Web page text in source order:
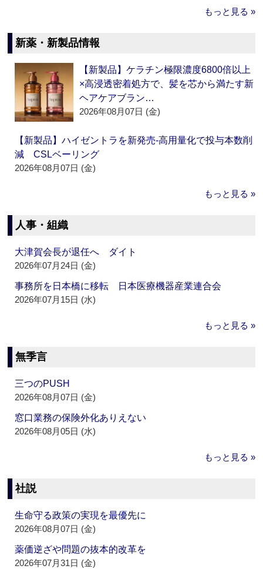
もっと見る »
新薬・新製品情報
【新製品】ケラチン極限濃度6800倍以上
×高浸透密着処方で、髪を芯から満たす新
ヘアケアブラン…
2026年08月07日 (金)
【新製品】ハイゼントラを新発売‐高用量化で投与本数削
減 CSLベーリング
2026年08月07日 (金)
もっと見る »
人事・組織
大津賀会長が退任へ ダイト
2026年07月24日 (金)
事務所を日本橋に移転 日本医療機器産業連合会
2026年07月15日 (水)
もっと見る »
無季言
三つのPUSH
2026年08月07日 (金)
窓口業務の保険外化ありえない
2026年08月05日 (水)
もっと見る »
社説
生命守る政策の実現を最優先に
2026年08月07日 (金)
薬価逆ざや問題の抜本的改革を
2026年07月31日 (金)